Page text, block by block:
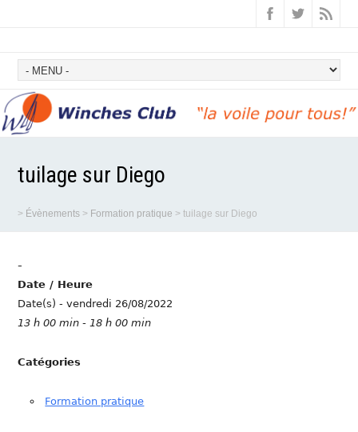
tuilage sur Diego
> Évènements > Formation pratique >tuilage sur Diego
-
Date / Heure
Date(s) - vendredi 26/08/2022
13 h 00 min - 18 h 00 min
Catégories
Formation pratique